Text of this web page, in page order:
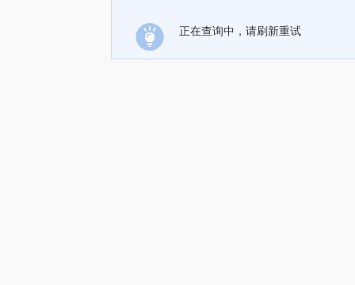
正在查询中，请刷新重试